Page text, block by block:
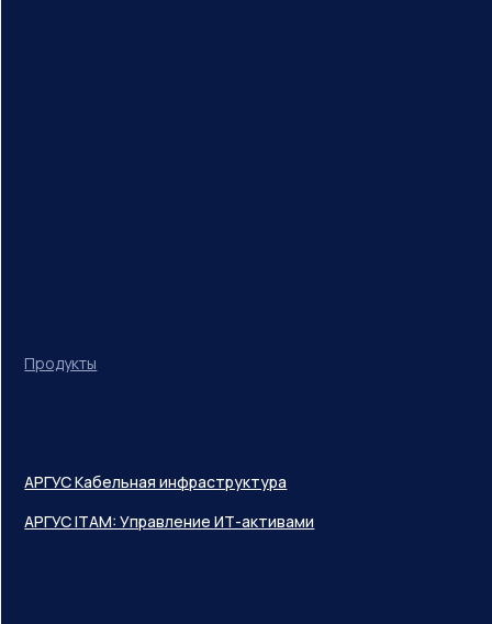
Продукты
АРГУС Кабельная инфраструктура
АРГУС ITAM: Управление ИТ-активами